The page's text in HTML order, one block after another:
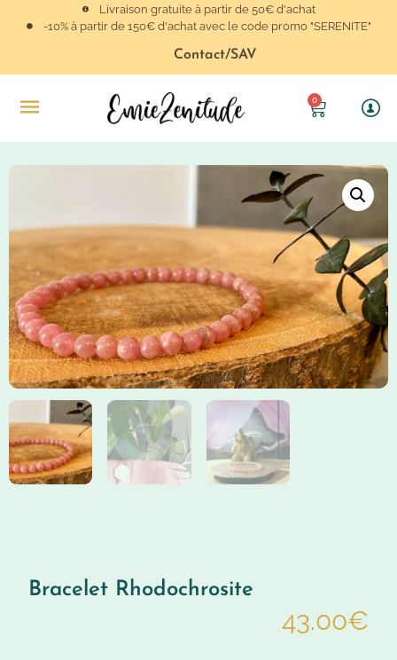
Livraison gratuite à partir de 50€ d'achat
-10% à partir de 150€ d'achat avec le code promo "SERENITE"
Contact/SAV
0
Bracelet Rhodochrosite
43.00€